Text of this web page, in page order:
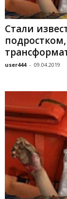
Стали
user444 - 09.04.2019